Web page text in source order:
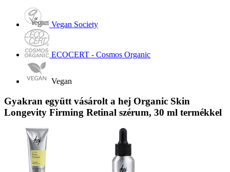
Vegan Society
ECOCERT - Cosmos Organic
Vegan
Gyakran együtt vásárolt a hej Organic Skin
Longevity Firming Retinal szérum, 30 ml termékkel